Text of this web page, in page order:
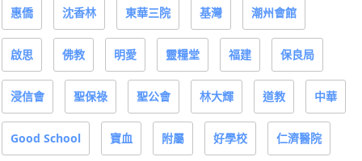
惠僑 沈香林 東華三院 基灣 潮州會館
啟思 佛教 明愛 靈糧堂 福建 保良局
浸信會 聖保祿 聖公會 林大輝 道教 中華
Good School 寶血 附屬 好學校 仁濟醫院